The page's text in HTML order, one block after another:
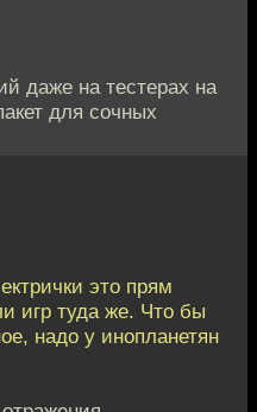
даже на тестерах на
для сочных
это прям
игр туда же. Что бы
надо у инопланетян